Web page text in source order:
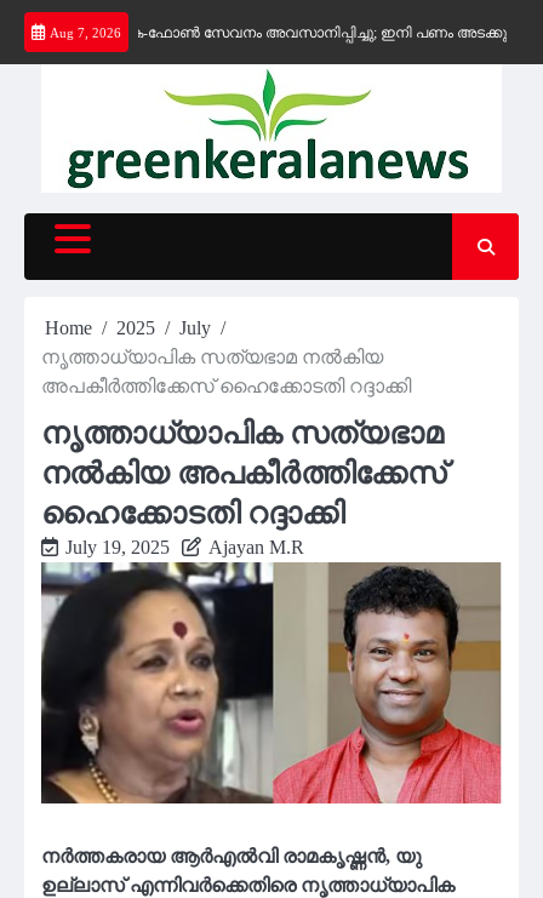
Skip
content
Aug 7, 2026
കെ-ഫോൺ സേവനം അവസാനിപ്പിച്ചു; ഇനി പണം അടക്കുന്ന
Home 2025
July
നൃത്താധ്യാപിക സത്യഭാമ നല്‍കിയ
അപകീര്‍ത്തിക്കേസ് ഹൈക്കോടതി റദ്ദാക്കി
നൃത്താധ്യാപിക സത്യഭാമ
നല്‍കിയ അപകീര്‍ത്തിക്കേസ്
ഹൈക്കോടതി റദ്ദാക്കി
July 19, 2025 Ajayan M.R
നര്‍ത്തകരായ ആര്‍എല്‍വി രാമകൃഷ്ണന്‍, യു
ഉല്ലാസ് എന്നിവര്‍ക്കെതിരെ നൃത്താധ്യാപിക